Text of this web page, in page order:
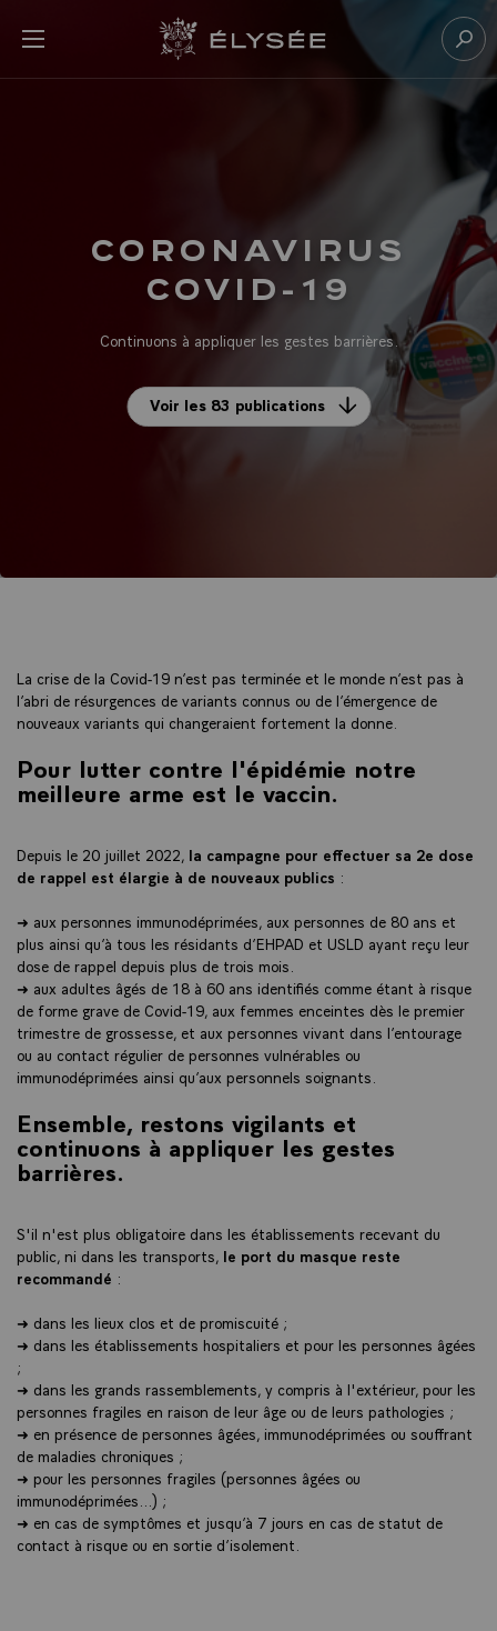
menu Retour à l’accueil Élysée
CORONAVIRUS
COVID-19
Continuons à appliquer les gestes barrières.
Voir les 83 publications
La crise de la Covid-19 n’est pas terminée et le monde n’est pas à
l’abri de résurgences de variants connus ou de l’émergence de
nouveaux variants qui changeraient fortement la donne.
Pour lutter contre l'épidémie notre
meilleure arme est le vaccin.
Depuis le 20 juillet 2022, la campagne pour effectuer sa 2e dose
de rappel est élargie à de nouveaux publics :
➜ aux personnes immunodéprimées, aux personnes de 80 ans et
plus ainsi qu’à tous les résidants d’EHPAD et USLD ayant reçu leur
dose de rappel depuis plus de trois mois.
➜ aux adultes âgés de 18 à 60 ans identifiés comme étant à risque
de forme grave de Covid-19, aux femmes enceintes dès le premier
trimestre de grossesse, et aux personnes vivant dans l’entourage
ou au contact régulier de personnes vulnérables ou
immunodéprimées ainsi qu’aux personnels soignants.
Ensemble, restons vigilants et
continuons à appliquer les gestes
barrières.
S'il n'est plus obligatoire dans les établissements recevant du
public, ni dans les transports, le port du masque reste
recommandé :
➜ dans les lieux clos et de promiscuité ;
➜ dans les établissements hospitaliers et pour les personnes âgées
;
➜ dans les grands rassemblements, y compris à l'extérieur, pour les
personnes fragiles en raison de leur âge ou de leurs pathologies ;
➜ en présence de personnes âgées, immunodéprimées ou souffrant
de maladies chroniques ;
➜ pour les personnes fragiles (personnes âgées ou
immunodéprimées...) ;
➜ en cas de symptômes et jusqu’à 7 jours en cas de statut de
contact à risque ou en sortie d’isolement.
Panneau de gestion des cookies